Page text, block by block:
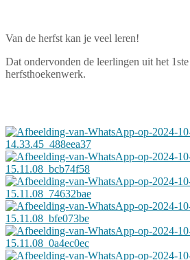
Van de herfst kan je veel leren!
Dat ondervonden de leerlingen uit het
herfsthoekenwerk.